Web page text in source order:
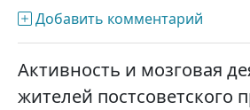
Добавить комментарий
Активность и мозговая
жителей постсоветского